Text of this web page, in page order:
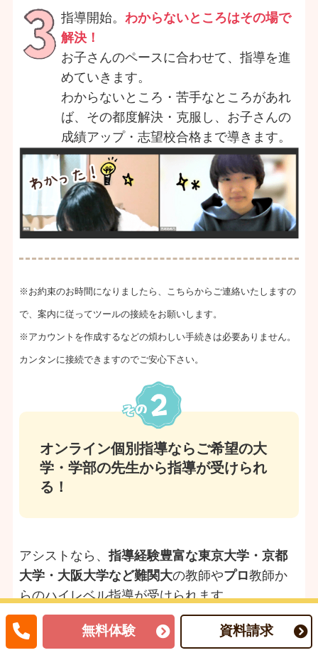
指導開始。 わからないところはその場で
解決！
お子さんのペースに合わせて、指導を進
めていきます。
わからないところ・苦手なところがあれ
ば、その都度解決・克服し、お子さんの
成績アップ・志望校合格まで導きます。
※お約束のお時間になりましたら、こちらからご連絡いたしますの
で、案内に従ってツールの接続をお願いします。
※アカウントを作成するなどの煩わしい手続きは必要ありません。
カンタンに接続できますのでご安心下さい。
オンライン個別指導ならご希望の大
学・学部の先生から指導が受けられ
る！
アシストなら、 指導経験豊富な東京大学・京都
大学・大阪大学など難関大の教師やプロ教師か
らのハイレベル指導が受けられます。
また、
お子さんの志望校や希望に合わせて、医
学部や、教育学部などの先生を選定することが
無料体験 資料請求